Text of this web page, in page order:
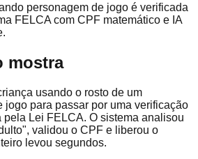
personagem de jogo é verificada
FELCA com CPF matemático e IA
mostra
usando o rosto de um
jogo para passar por uma verificação
Lei FELCA. O sistema analisou
validou o CPF e liberou o
levou segundos.